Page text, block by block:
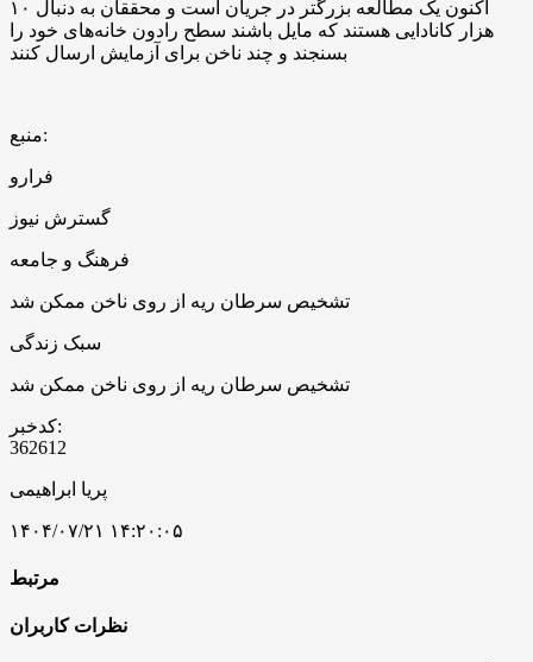
اکنون یک مطالعه بزرگتر در جریان است و محققان به دنبال ۱۰
هزار کانادایی هستند که مایل باشند سطح رادون خانه‌های خود را
بسنجند و چند ناخن برای آزمایش ارسال کنند
منبع:
فرارو
گسترش نیوز
فرهنگ و جامعه
تشخیص سرطان ریه از روی ناخن ممکن شد
سبک زندگی
تشخیص سرطان ریه از روی ناخن ممکن شد
کدخبر:
362612
پریا ابراهیمی
۱۴۰۴/۰۷/۲۱ ۱۴:۲۰:۰۵
مرتبط
نظرات کاربران